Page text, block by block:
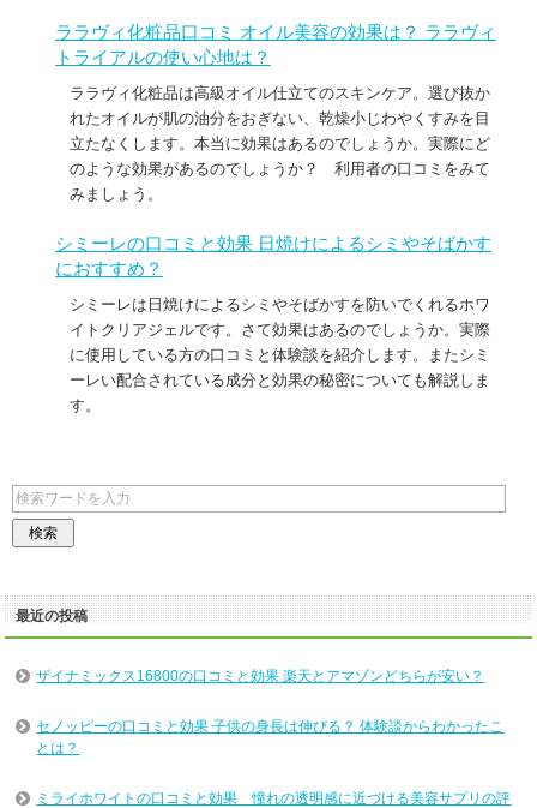
ララヴィ化粧品口コミ オイル美容の効果は？ ララヴィ
トライアルの使い心地は？
ララヴィ化粧品は高級オイル仕立てのスキンケア。選び抜か
れたオイルが肌の油分をおぎない、乾燥小じわやくすみを目
立たなくします。本当に効果はあるのでしょうか。実際にど
のような効果があるのでしょうか？ 利用者の口コミをみて
みましょう。
シミーレの口コミと効果 日焼けによるシミやそばかす
におすすめ？
シミーレは日焼けによるシミやそばかすを防いでくれるホワ
イトクリアジェルです。さて効果はあるのでしょうか。実際
に使用している方の口コミと体験談を紹介します。またシミ
ーレい配合されている成分と効果の秘密についても解説しま
す。
最近の投稿
ザイナミックス16800の口コミと効果 楽天とアマゾンどちらが安い？
セノッピーの口コミと効果 子供の身長は伸びる？ 体験談からわかったこ
とは？
ミライホワイトの口コミと効果 憧れの透明感に近づける美容サプリの評